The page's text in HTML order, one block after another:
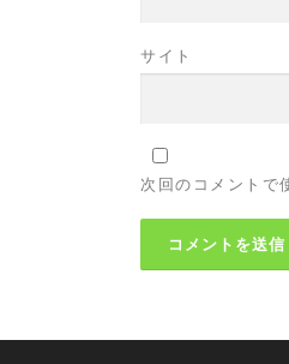
サイト
次回のコメントで